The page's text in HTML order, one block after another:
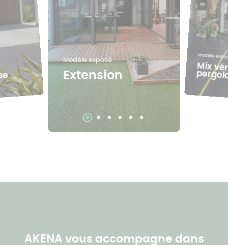
Extension
Modèle exposé
Mix
Modèle
AKENA vous accompagne dans